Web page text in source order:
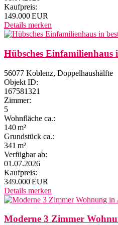
Kaufpreis:
149.000 EUR
Details merken
Hübsches Einfamilienhaus
56077 Koblenz, Doppelhaushälfte
Objekt ID:
167581321
Zimmer:
5
Wohnfläche ca.:
140 m²
Grund­stück ca.:
341 m²
Verfügbar ab:
01.07.2026
Kaufpreis:
349.000 EUR
Details merken
Moderne 3 Zimmer